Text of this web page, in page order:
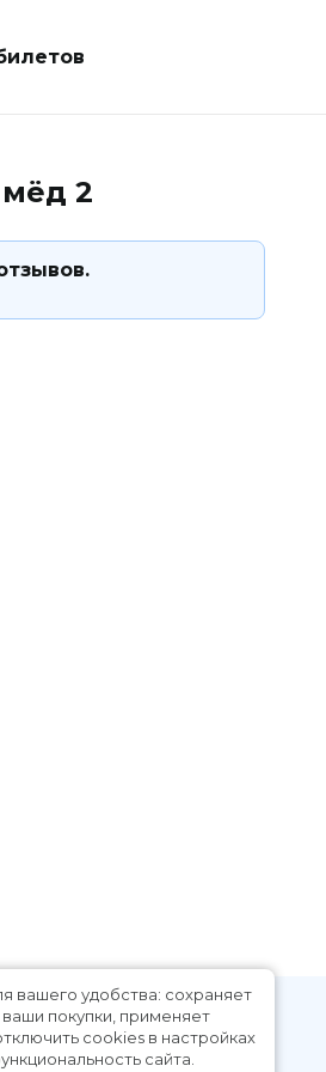
2
вашего удобства: сохраняет
покупки, применяет
cookies в настройках
сайта.